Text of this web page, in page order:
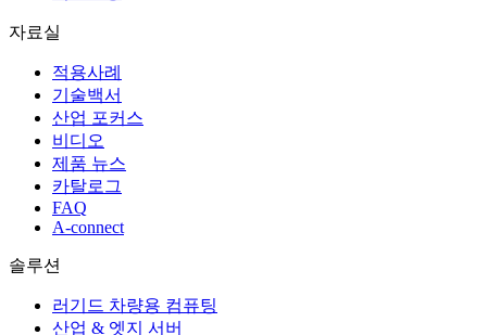
자료실
적용사례
기술백서
산업 포커스
비디오
제품 뉴스
카탈로그
FAQ
A-connect
솔루션
러기드 차량용 컴퓨팅
산업 & 엣지 서버